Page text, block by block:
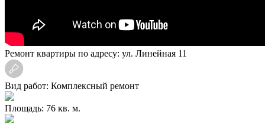
Ремонт квартиры по адресу: ул. Линейная 11
Вид работ: Комплексный ремонт
Площадь: 76 кв. м.